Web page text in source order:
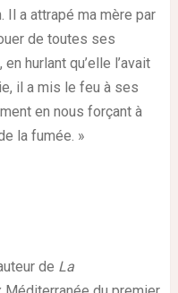
Il a attrapé ma mère par
de toutes ses
hurlant qu’elle l’avait
il a mis le feu à ses
en nous forçant à
la fumée. »
de La